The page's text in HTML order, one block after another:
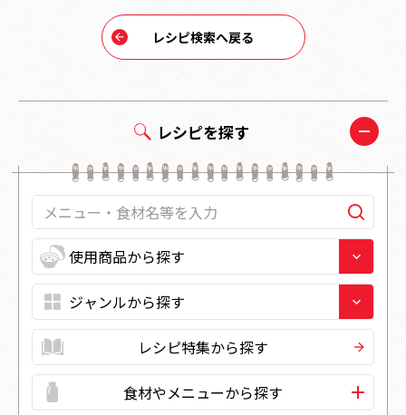
レシピを探す
レシピ特集から探す
食材やメニューから探す
レシピ検索へ戻る